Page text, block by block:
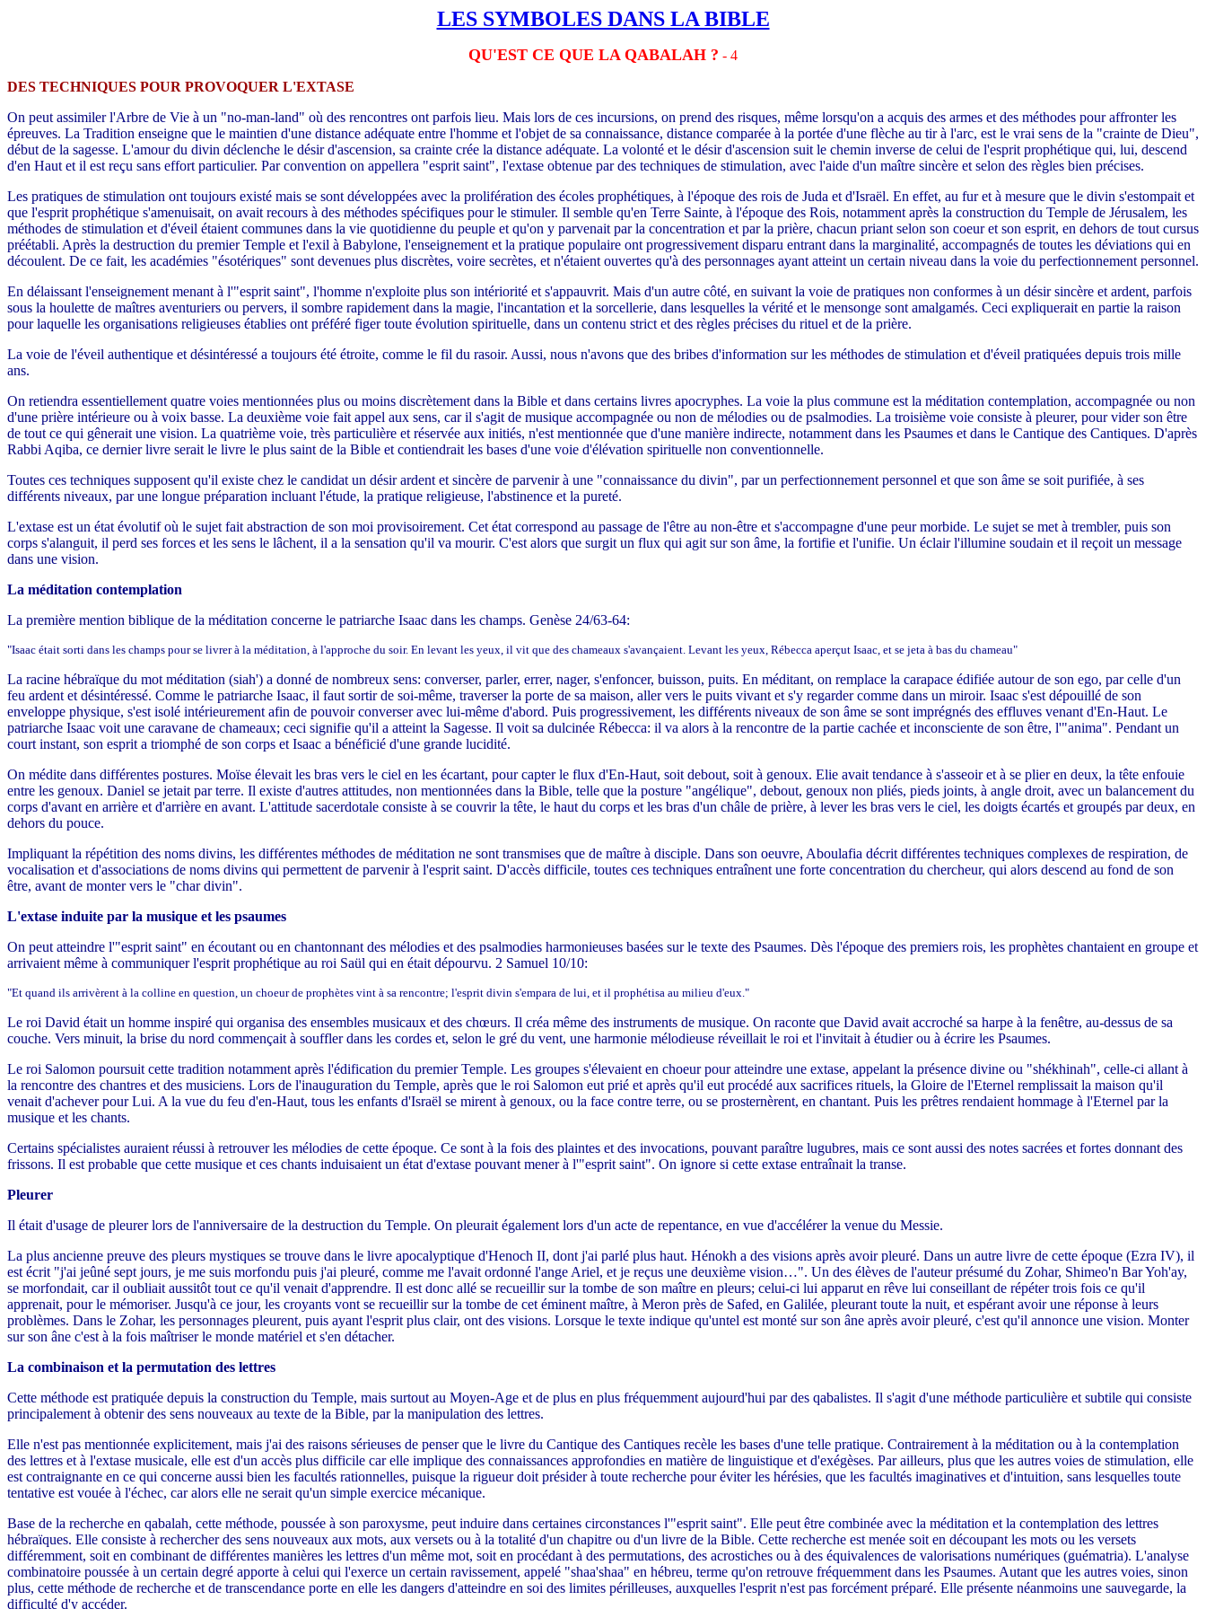
LES SYMBOLES DANS LA BIBLE
QU'EST CE QUE LA QABALAH ? - 4
DES TECHNIQUES POUR PROVOQUER L'EXTASE
On peut assimiler l'Arbre de Vie à un "no-man-land" où des rencontres ont parfois lieu. Mais lors de ces incursions, on prend des risques, même lorsqu'on a acquis des armes et des méthodes pour affronter les
épreuves. La Tradition enseigne que le maintien d'une distance adéquate entre l'homme et l'objet de sa connaissance, distance comparée à la portée d'une flèche au tir à l'arc, est le vrai sens de la "crainte de Dieu",
début de la sagesse. L'amour du divin déclenche le désir d'ascension, sa crainte crée la distance adéquate. La volonté et le désir d'ascension suit le chemin inverse de celui de l'esprit prophétique qui, lui, descend
d'en Haut et il est reçu sans effort particulier. Par convention on appellera "esprit saint", l'extase obtenue par des techniques de stimulation, avec l'aide d'un maître sincère et selon des règles bien précises.
Les pratiques de stimulation ont toujours existé mais se sont développées avec la prolifération des écoles prophétiques, à l'époque des rois de Juda et d'Israël. En effet, au fur et à mesure que le divin s'estompait et
que l'esprit prophétique s'amenuisait, on avait recours à des méthodes spécifiques pour le stimuler. Il semble qu'en Terre Sainte, à l'époque des Rois, notamment après la construction du Temple de Jérusalem, les
méthodes de stimulation et d'éveil étaient communes dans la vie quotidienne du peuple et qu'on y parvenait par la concentration et par la prière, chacun priant selon son coeur et son esprit, en dehors de tout cursus
préétabli. Après la destruction du premier Temple et l'exil à Babylone, l'enseignement et la pratique populaire ont progressivement disparu entrant dans la marginalité, accompagnés de toutes les déviations qui en
découlent. De ce fait, les académies "ésotériques" sont devenues plus discrètes, voire secrètes, et n'étaient ouvertes qu'à des personnages ayant atteint un certain niveau dans la voie du perfectionnement personnel.
En délaissant l'enseignement menant à l'"esprit saint", l'homme n'exploite plus son intériorité et s'appauvrit. Mais d'un autre côté, en suivant la voie de pratiques non conformes à un désir sincère et ardent, parfois
sous la houlette de maîtres aventuriers ou pervers, il sombre rapidement dans la magie, l'incantation et la sorcellerie, dans lesquelles la vérité et le mensonge sont amalgamés. Ceci expliquerait en partie la raison
pour laquelle les organisations religieuses établies ont préféré figer toute évolution spirituelle, dans un contenu strict et des règles précises du rituel et de la prière.
La voie de l'éveil authentique et désintéressé a toujours été étroite, comme le fil du rasoir. Aussi, nous n'avons que des bribes d'information sur les méthodes de stimulation et d'éveil pratiquées depuis trois mille
ans.
On retiendra essentiellement quatre voies mentionnées plus ou moins discrètement dans la Bible et dans certains livres apocryphes. La voie la plus commune est la méditation contemplation, accompagnée ou non
d'une prière intérieure ou à voix basse. La deuxième voie fait appel aux sens, car il s'agit de musique accompagnée ou non de mélodies ou de psalmodies. La troisième voie consiste à pleurer, pour vider son être
de tout ce qui gênerait une vision. La quatrième voie, très particulière et réservée aux initiés, n'est mentionnée que d'une manière indirecte, notamment dans les Psaumes et dans le Cantique des Cantiques. D'après
Rabbi Aqiba, ce dernier livre serait le livre le plus saint de la Bible et contiendrait les bases d'une voie d'élévation spirituelle non conventionnelle.
Toutes ces techniques supposent qu'il existe chez le candidat un désir ardent et sincère de parvenir à une "connaissance du divin", par un perfectionnement personnel et que son âme se soit purifiée, à ses
différents niveaux, par une longue préparation incluant l'étude, la pratique religieuse, l'abstinence et la pureté.
L'extase est un état évolutif où le sujet fait abstraction de son moi provisoirement. Cet état correspond au passage de l'être au non-être et s'accompagne d'une peur morbide. Le sujet se met à trembler, puis son
corps s'alanguit, il perd ses forces et les sens le lâchent, il a la sensation qu'il va mourir. C'est alors que surgit un flux qui agit sur son âme, la fortifie et l'unifie. Un éclair l'illumine soudain et il reçoit un message
dans une vision.
La méditation contemplation
La première mention biblique de la méditation concerne le patriarche Isaac dans les champs. Genèse 24/63-64:
"Isaac était sorti dans les champs pour se livrer à la méditation, à l'approche du soir. En levant les yeux, il vit que des chameaux s'avançaient. Levant les yeux, Rébecca aperçut Isaac, et se jeta à bas du chameau"
La racine hébraïque du mot méditation (siah') a donné de nombreux sens: converser, parler, errer, nager, s'enfoncer, buisson, puits. En méditant, on remplace la carapace édifiée autour de son ego, par celle d'un
feu ardent et désintéressé. Comme le patriarche Isaac, il faut sortir de soi-même, traverser la porte de sa maison, aller vers le puits vivant et s'y regarder comme dans un miroir. Isaac s'est dépouillé de son
enveloppe physique, s'est isolé intérieurement afin de pouvoir converser avec lui-même d'abord. Puis progressivement, les différents niveaux de son âme se sont imprégnés des effluves venant d'En-Haut. Le
patriarche Isaac voit une caravane de chameaux; ceci signifie qu'il a atteint la Sagesse. Il voit sa dulcinée Rébecca: il va alors à la rencontre de la partie cachée et inconsciente de son être, l'"anima". Pendant un
court instant, son esprit a triomphé de son corps et Isaac a bénéficié d'une grande lucidité.
On médite dans différentes postures. Moïse élevait les bras vers le ciel en les écartant, pour capter le flux d'En-Haut, soit debout, soit à genoux. Elie avait tendance à s'asseoir et à se plier en deux, la tête enfouie
entre les genoux. Daniel se jetait par terre. Il existe d'autres attitudes, non mentionnées dans la Bible, telle que la posture "angélique", debout, genoux non pliés, pieds joints, à angle droit, avec un balancement du
corps d'avant en arrière et d'arrière en avant. L'attitude sacerdotale consiste à se couvrir la tête, le haut du corps et les bras d'un châle de prière, à lever les bras vers le ciel, les doigts écartés et groupés par deux, en
dehors du pouce.
Impliquant la répétition des noms divins, les différentes méthodes de méditation ne sont transmises que de maître à disciple. Dans son oeuvre, Aboulafia décrit différentes techniques complexes de respiration, de
vocalisation et d'associations de noms divins qui permettent de parvenir à l'esprit saint. D'accès difficile, toutes ces techniques entraînent une forte concentration du chercheur, qui alors descend au fond de son
être, avant de monter vers le "char divin".
L'extase induite par la musique et les psaumes
On peut atteindre l'"esprit saint" en écoutant ou en chantonnant des mélodies et des psalmodies harmonieuses basées sur le texte des Psaumes. Dès l'époque des premiers rois, les prophètes chantaient en groupe et
arrivaient même à communiquer l'esprit prophétique au roi Saül qui en était dépourvu. 2 Samuel 10/10:
"Et quand ils arrivèrent à la colline en question, un choeur de prophètes vint à sa rencontre; l'esprit divin s'empara de lui, et il prophétisa au milieu d'eux."
Le roi David était un homme inspiré qui organisa des ensembles musicaux et des chœurs. Il créa même des instruments de musique. On raconte que David avait accroché sa harpe à la fenêtre, au-dessus de sa
couche. Vers minuit, la brise du nord commençait à souffler dans les cordes et, selon le gré du vent, une harmonie mélodieuse réveillait le roi et l'invitait à étudier ou à écrire les Psaumes.
Le roi Salomon poursuit cette tradition notamment après l'édification du premier Temple. Les groupes s'élevaient en choeur pour atteindre une extase, appelant la présence divine ou "shékhinah", celle-ci allant à
la rencontre des chantres et des musiciens. Lors de l'inauguration du Temple, après que le roi Salomon eut prié et après qu'il eut procédé aux sacrifices rituels, la Gloire de l'Eternel remplissait la maison qu'il
venait d'achever pour Lui. A la vue du feu d'en-Haut, tous les enfants d'Israël se mirent à genoux, ou la face contre terre, ou se prosternèrent, en chantant. Puis les prêtres rendaient hommage à l'Eternel par la
musique et les chants.
Certains spécialistes auraient réussi à retrouver les mélodies de cette époque. Ce sont à la fois des plaintes et des invocations, pouvant paraître lugubres, mais ce sont aussi des notes sacrées et fortes donnant des
frissons. Il est probable que cette musique et ces chants induisaient un état d'extase pouvant mener à l'"esprit saint". On ignore si cette extase entraînait la transe.
Pleurer
Il était d'usage de pleurer lors de l'anniversaire de la destruction du Temple. On pleurait également lors d'un acte de repentance, en vue d'accélérer la venue du Messie.
La plus ancienne preuve des pleurs mystiques se trouve dans le livre apocalyptique d'Henoch II, dont j'ai parlé plus haut. Hénokh a des visions après avoir pleuré. Dans un autre livre de cette époque (Ezra IV), il
est écrit "j'ai jeûné sept jours, je me suis morfondu puis j'ai pleuré, comme me l'avait ordonné l'ange Ariel, et je reçus une deuxième vision…". Un des élèves de l'auteur présumé du Zohar, Shimeo'n Bar Yoh'ay,
se morfondait, car il oubliait aussitôt tout ce qu'il venait d'apprendre. Il est donc allé se recueillir sur la tombe de son maître en pleurs; celui-ci lui apparut en rêve lui conseillant de répéter trois fois ce qu'il
apprenait, pour le mémoriser. Jusqu'à ce jour, les croyants vont se recueillir sur la tombe de cet éminent maître, à Meron près de Safed, en Galilée, pleurant toute la nuit, et espérant avoir une réponse à leurs
problèmes. Dans le Zohar, les personnages pleurent, puis ayant l'esprit plus clair, ont des visions. Lorsque le texte indique qu'untel est monté sur son âne après avoir pleuré, c'est qu'il annonce une vision. Monter
sur son âne c'est à la fois maîtriser le monde matériel et s'en détacher.
La combinaison et la permutation des lettres
Cette méthode est pratiquée depuis la construction du Temple, mais surtout au Moyen-Age et de plus en plus fréquemment aujourd'hui par des qabalistes. Il s'agit d'une méthode particulière et subtile qui consiste
principalement à obtenir des sens nouveaux au texte de la Bible, par la manipulation des lettres.
Elle n'est pas mentionnée explicitement, mais j'ai des raisons sérieuses de penser que le livre du Cantique des Cantiques recèle les bases d'une telle pratique. Contrairement à la méditation ou à la contemplation
des lettres et à l'extase musicale, elle est d'un accès plus difficile car elle implique des connaissances approfondies en matière de linguistique et d'exégèses. Par ailleurs, plus que les autres voies de stimulation, elle
est contraignante en ce qui concerne aussi bien les facultés rationnelles, puisque la rigueur doit présider à toute recherche pour éviter les hérésies, que les facultés imaginatives et d'intuition, sans lesquelles toute
tentative est vouée à l'échec, car alors elle ne serait qu'un simple exercice mécanique.
Base de la recherche en qabalah, cette méthode, poussée à son paroxysme, peut induire dans certaines circonstances l'"esprit saint". Elle peut être combinée avec la méditation et la contemplation des lettres
hébraïques. Elle consiste à rechercher des sens nouveaux aux mots, aux versets ou à la totalité d'un chapitre ou d'un livre de la Bible. Cette recherche est menée soit en découpant les mots ou les versets
différemment, soit en combinant de différentes manières les lettres d'un même mot, soit en procédant à des permutations, des acrostiches ou à des équivalences de valorisations numériques (guématria). L'analyse
combinatoire poussée à un certain degré apporte à celui qui l'exerce un certain ravissement, appelé "shaa'shaa" en hébreu, terme qu'on retrouve fréquemment dans les Psaumes. Autant que les autres voies, sinon
plus, cette méthode de recherche et de transcendance porte en elle les dangers d'atteindre en soi des limites périlleuses, auxquelles l'esprit n'est pas forcément préparé. Elle présente néanmoins une sauvegarde, la
difficulté d'y accéder.